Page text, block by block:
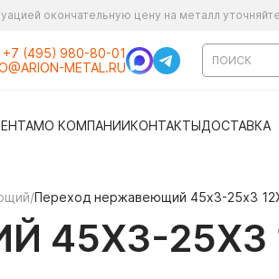
окончательную цену на металл
+7 (495) 980-80-01
METAL.RU
О КОМПАНИИКОНТАКТЫДОСТАВКА
/Переход нержавеющий 45х3-25х3
25Х3